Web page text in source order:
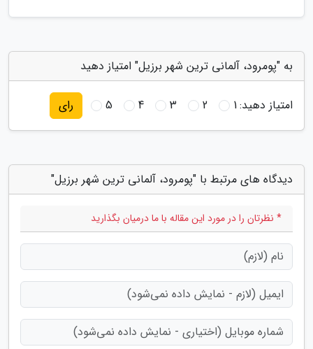
به "پومرود، آلمانی ترین شهر برزیل" امتیاز دهید
امتیاز دهید:1
2
3
4
5 رای
دیدگاه های مرتبط با "پومرود، آلمانی ترین شهر برزیل"
* نظرتان را در مورد این مقاله با ما درمیان بگذارید